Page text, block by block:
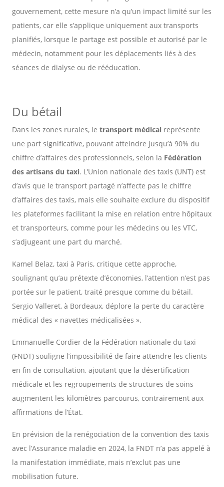
gouvernement, cette mesure n’a qu’un impact limité sur les
patients, car elle s’applique uniquement aux transports
planifiés, lorsque le partage est possible et autorisé par le
médecin, notamment pour les déplacements liés à des
séances de dialyse ou de rééducation.
Du bétail
Dans les zones rurales, le transport médical représente
une part significative, pouvant atteindre jusqu’à 90% du
chiffre d’affaires des professionnels, selon la Fédération
des artisans du taxi. L’Union nationale des taxis (UNT) est
d’avis que le transport partagé n’affecte pas le chiffre
d’affaires des taxis, mais elle souhaite exclure du dispositif
les plateformes facilitant la mise en relation entre hôpitaux
et transporteurs, comme pour les médecins ou les VTC,
s’adjugeant une part du marché.
Kamel Belaz, taxi à Paris, critique cette approche,
soulignant qu’au prétexte d’économies, l’attention n’est pas
portée sur le patient, traité presque comme du bétail.
Sergio Valleret, à Bordeaux, déplore la perte du caractère
médical des « navettes médicalisées ».
Emmanuelle Cordier de la Fédération nationale du taxi
(FNDT) souligne l’impossibilité de faire attendre les clients
en fin de consultation, ajoutant que la désertification
médicale et les regroupements de structures de soins
augmentent les kilomètres parcourus, contrairement aux
affirmations de l’État.
En prévision de la renégociation de la convention des taxis
avec l’Assurance maladie en 2024, la FNDT n’a pas appelé à
la manifestation immédiate, mais n’exclut pas une
mobilisation future.